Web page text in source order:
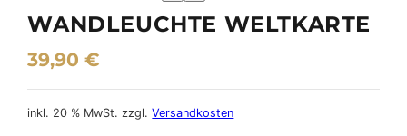
WANDLEUCHTE WELTKARTE
39,90€
inkl. 20 % MwSt. zzgl.Versandkosten